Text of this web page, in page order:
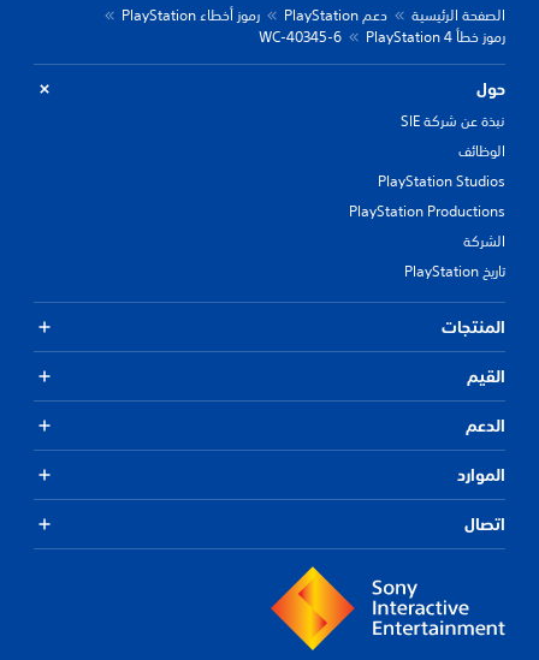
الصفحة الرئيسية دعم PlayStation
رموز أخطاء PlayStation
رموز خطأ PlayStation 4
WC-40345-6
حول
نبذة عن شركة SIE
الوظائف
PlayStation Studios
PlayStation Productions
الشركة
تاريخ PlayStation
المنتجات
القيم
الدعم
الموارد
اتصال